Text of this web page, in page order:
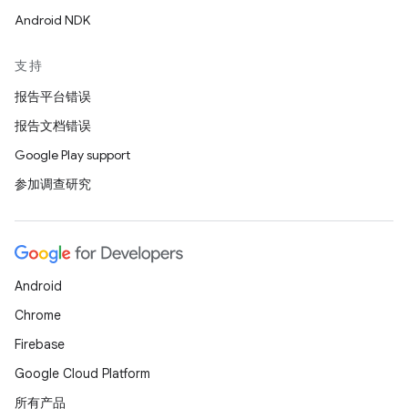
Android NDK
支持
报告平台错误
报告文档错误
Google Play support
参加调查研究
Android
Chrome
Firebase
Google Cloud Platform
所有产品